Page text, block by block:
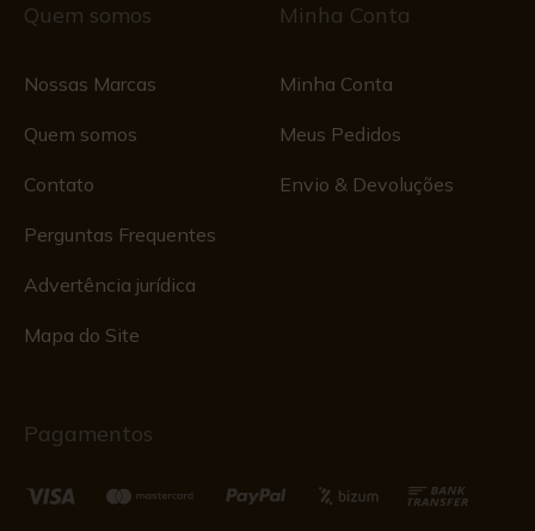
Quem somos
Nossas Marcas
Quem somos
Contato
Perguntas Frequentes
Advertência jurídica
Mapa do Site
Minha Conta
Minha Conta
Meus Pedidos
Envio & Devoluções
Pagamentos